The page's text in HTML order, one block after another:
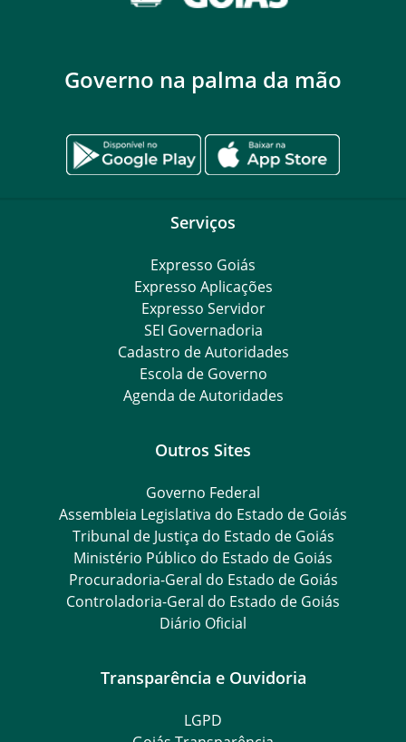
Governo na palma da mão
Serviços
Expresso Goiás
Expresso Aplicações
Expresso Servidor
SEI Governadoria
Cadastro de Autoridades
Escola de Governo
Agenda de Autoridades
Outros Sites
Governo Federal
Assembleia Legislativa do Estado de Goiás
Tribunal de Justiça do Estado de Goiás
Ministério Público do Estado de Goiás
Procuradoria-Geral do Estado de Goiás
Controladoria-Geral do Estado de Goiás
Diário Oficial
Transparência e Ouvidoria
LGPD